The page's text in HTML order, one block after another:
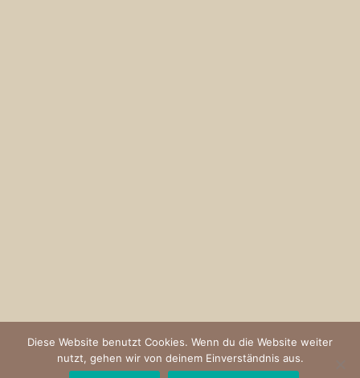
Diese Website benutzt Cookies. Wenn du die Website weiter
nutzt, gehen wir von deinem Einverständnis aus.